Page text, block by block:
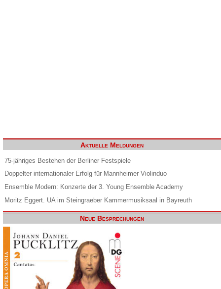
Aktuelle Meldungen
75-jähriges Bestehen der Berliner Festspiele
Doppelter internationaler Erfolg für Mannheimer Violinduo
Ensemble Modern: Konzerte der 3. Young Ensemble Academy
Moritz Eggert. UA im Steingraeber Kammermusiksaal in Bayreuth
Neue Besprechungen